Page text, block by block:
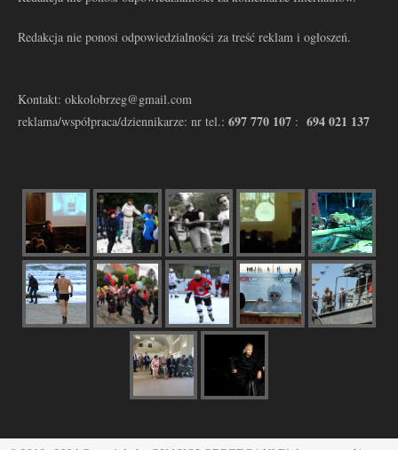
Redakcja nie ponosi odpowiedzialności za treść reklam i ogłoszeń.
Kontakt: okkolobrzeg@gmail.com
reklama/współpraca/dziennikarze: nr tel.: 697 770 107 : 694 021 137